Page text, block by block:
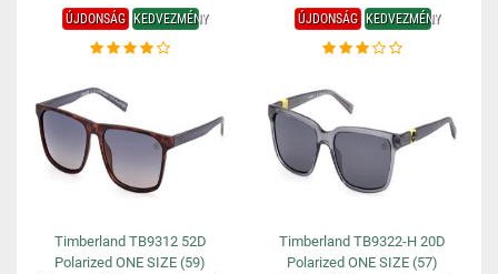
ÚJDONSÁG KEDVEZMÉNY
Timberland TB9312 52D
Polarized ONE SIZE (59)
ÚJDONSÁG KEDVEZMÉNY
Timberland TB9322-H 20D
Polarized ONE SIZE (57)